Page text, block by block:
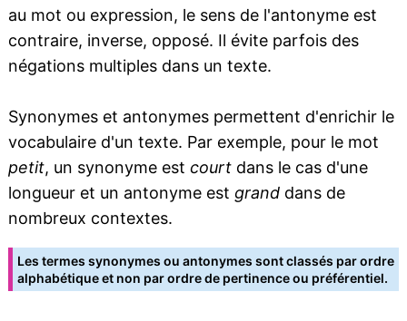
au mot ou expression, le sens de l'antonyme est
contraire, inverse, opposé. Il évite parfois des
négations multiples dans un texte.
Synonymes et antonymes permettent d'enrichir le
vocabulaire d'un texte. Par exemple, pour le mot
petit, un synonyme est courtdans le cas d'une
longueur et un antonyme est granddans de
nombreux contextes.
Les termes synonymes ou antonymes sont classés par ordre
alphabétique et non par ordre de pertinence ou préférentiel.